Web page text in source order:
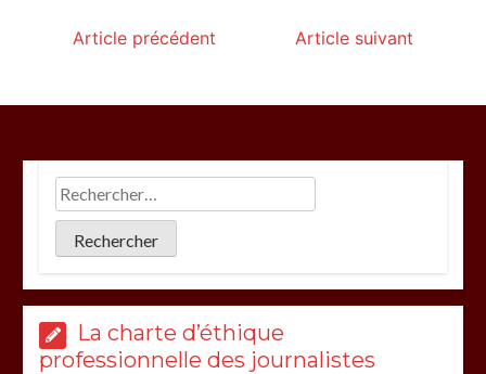
Article précédent Article suivant
La charte d’éthique
professionnelle des journalistes